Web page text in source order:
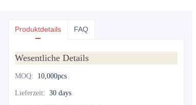
Produktdetails FAQ
Wesentliche Details
MOQ: 10,000pcs
Lieferzeit: 30 days